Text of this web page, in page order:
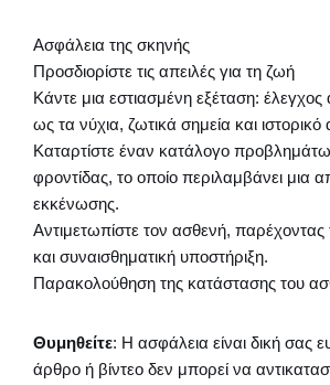
Ασφάλεια της σκηνής
Προσδιορίστε τις απειλές για τη ζωή
Κάντε μια εστιασμένη εξέταση:
ως τα νύχια, ζωτικά σημεία και
Καταρτίστε έναν κατάλογο
φροντίδας, το οποίο περιλαμβάνει μια
εκκένωσης.
Αντιμετωπίστε τον ασθενή, παρέχοντας
και συναισθηματική υποστήριξη.
Παρακολούθηση της κατάστασης του
Θυμηθείτε: Η ασφάλεια είναι δική σας
άρθρο ή βίντεο δεν μπορεί να